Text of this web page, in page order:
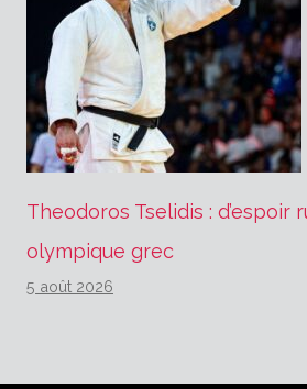
Theodoros Tselidis : d’espoir
olympique grec
5 août 2026